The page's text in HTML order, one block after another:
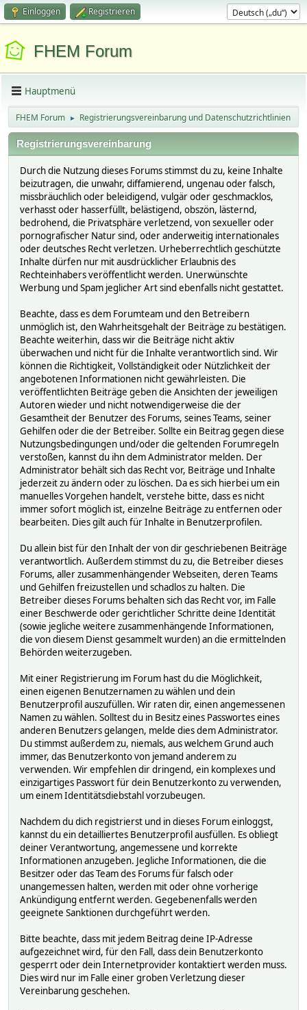
Einloggen Registrieren
FHEM Forum
Hauptmenü
FHEM Forum ► Registrierungsvereinbarung und Datenschutzrichtlinien
Registrierungsvereinbarung
Durch die Nutzung dieses Forums stimmst du zu, keine Inhalte
beizutragen, die unwahr, diffamierend, ungenau oder falsch,
missbräuchlich oder beleidigend, vulgär oder geschmacklos,
verhasst oder hasserfüllt, belästigend, obszön, lästernd,
bedrohend, die Privatsphäre verletzend, von sexueller oder
pornografischer Natur sind, oder anderweitig internationales
oder deutsches Recht verletzen. Urheberrechtlich geschützte
Inhalte dürfen nur mit ausdrücklicher Erlaubnis des
Rechteinhabers veröffentlicht werden. Unerwünschte
Werbung und Spam jeglicher Art sind ebenfalls nicht gestattet.
Beachte, dass es dem Forumteam und den Betreibern
unmöglich ist, den Wahrheitsgehalt der Beiträge zu bestätigen.
Beachte weiterhin, dass wir die Beiträge nicht aktiv
überwachen und nicht für die Inhalte verantwortlich sind. Wir
können die Richtigkeit, Vollständigkeit oder Nützlichkeit der
angebotenen Informationen nicht gewährleisten. Die
veröffentlichten Beiträge geben die Ansichten der jeweiligen
Autoren wieder und nicht notwendigerweise die der
Gesamtheit der Benutzer des Forums, seines Teams, seiner
Gehilfen oder die der Betreiber. Sollte ein Beitrag gegen diese
Nutzungsbedingungen und/oder die geltenden Forumregeln
verstoßen, kannst du ihn dem Administrator melden. Der
Administrator behält sich das Recht vor, Beiträge und Inhalte
jederzeit zu ändern oder zu löschen. Da es sich hierbei um ein
manuelles Vorgehen handelt, verstehe bitte, dass es nicht
immer sofort möglich ist, einzelne Beiträge zu entfernen oder
bearbeiten. Dies gilt auch für Inhalte in Benutzerprofilen.
Du allein bist für den Inhalt der von dir geschriebenen Beiträge
verantwortlich. Außerdem stimmst du zu, die Betreiber dieses
Forums, aller zusammenhängender Webseiten, deren Teams
und Gehilfen freizustellen und schadlos zu halten. Die
Betreiber dieses Forums behalten sich das Recht vor, im Falle
einer Beschwerde oder gerichtlicher Schritte deine Identität
(sowie jegliche weitere zusammenhängende Informationen,
die von diesem Dienst gesammelt wurden) an die ermittelnden
Behörden weiterzugeben.
Mit einer Registrierung im Forum hast du die Möglichkeit,
einen eigenen Benutzernamen zu wählen und dein
Benutzerprofil auszufüllen. Wir raten dir, einen angemessenen
Namen zu wählen. Solltest du in Besitz eines Passwortes eines
anderen Benutzers gelangen, melde dies dem Administrator.
Du stimmst außerdem zu, niemals, aus welchem Grund auch
immer, das Benutzerkonto von jemand anderem zu
verwenden. Wir empfehlen dir dringend, ein komplexes und
einzigartiges Passwort für dein Benutzerkonto zu verwenden,
um einem Identitätsdiebstahl vorzubeugen.
Nachdem du dich registrierst und in dieses Forum einloggst,
kannst du ein detailliertes Benutzerprofil ausfüllen. Es obliegt
deiner Verantwortung, angemessene und korrekte
Informationen anzugeben. Jegliche Informationen, die die
Besitzer oder das Team des Forums für falsch oder
unangemessen halten, werden mit oder ohne vorherige
Ankündigung entfernt werden. Gegebenenfalls werden
geeignete Sanktionen durchgeführt werden.
Bitte beachte, dass mit jedem Beitrag deine IP-Adresse
aufgezeichnet wird, für den Fall, dass dein Benutzerkonto
gesperrt oder dein Internetprovider kontaktiert werden muss.
Dies wird nur im Falle einer groben Verletzung dieser
Vereinbarung geschehen.